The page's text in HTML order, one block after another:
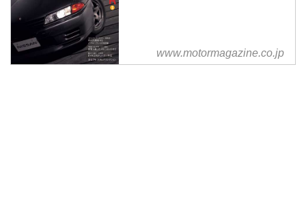
内デビューウインを合い言葉に開
発された。そんなGT-R復活まで
www.motormagazine.co.jp